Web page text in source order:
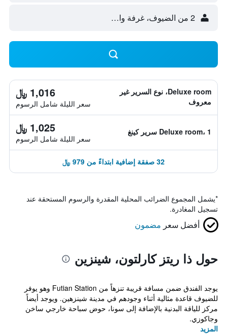
2 من الضيوف، غرفة واحدة
Deluxe room، نوع السرير غير
معروف
1,016 ﷼
سعر الليلة شامل الرسوم
Deluxe room، 1 سرير كينغ 1,025 ﷼
سعر الليلة شامل الرسوم
32 صفقة إضافية ابتداءً من 979 ﷼
*يشمل المجموع الضرائب المحلية المقدرة والرسوم المستحقة عند
تسجيل المغادرة.
أفضل سعر مضمون
حول ذا ريتز كارلتون، شينزين
يوجد الفندق ضمن مسافة قريبة تنزهاً من Futian Station وهو يوفر
للضيوف قاعدة مثالية أثناء وجودهم في مدينة شينزهين. ويوجد أيضاً
مركز للياقة البدنية بالإضافة إلى سونا، حوض سباحة خارجي ساخن
وجاكوزي.
المزيد